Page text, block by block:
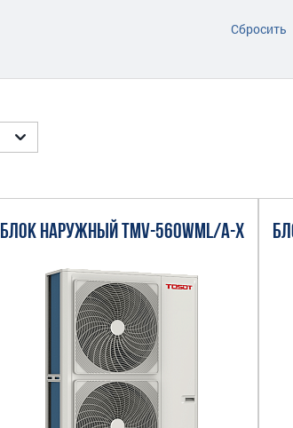
Сбросить
БЛОК НАРУЖНЫЙ TMV-560WML/A-X